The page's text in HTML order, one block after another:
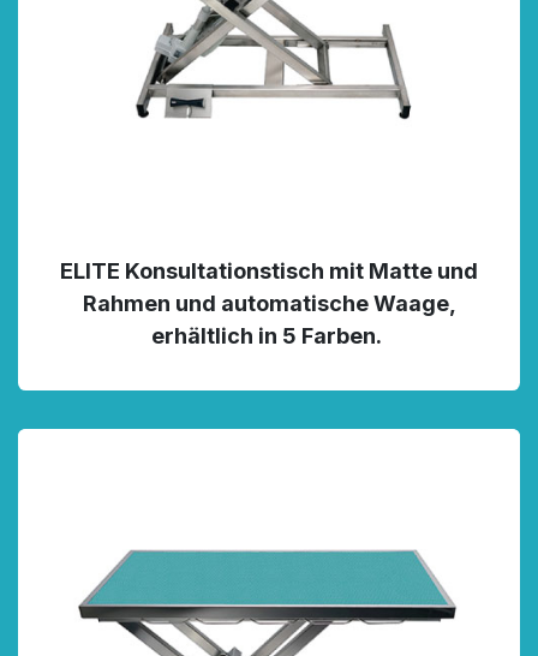
ELITE Konsultationstisch mit Matte und
Rahmen und automatische Waage,
erhältlich in 5 Farben.